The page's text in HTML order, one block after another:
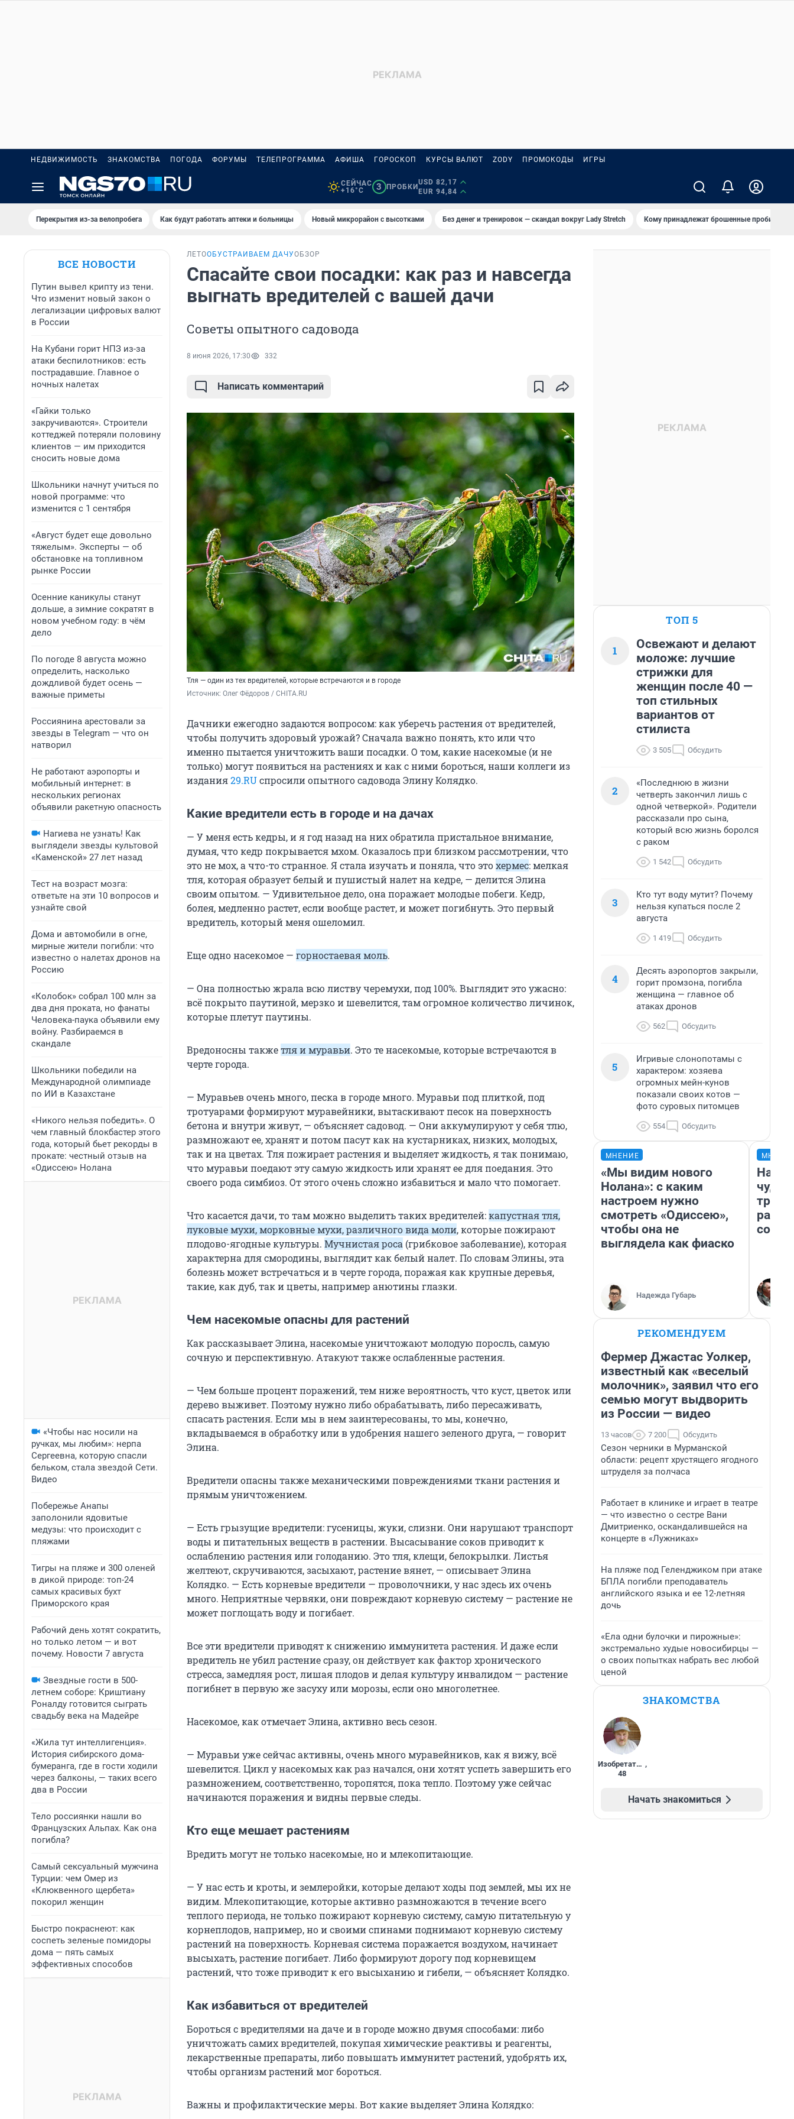
НЕДВИЖИМОСТЬ ЗНАКОМСТВА ПОГОДА ФОРУМЫ ТЕЛЕПРОГРАММА АФИША ГОРОСКОП КУРСЫ ВАЛЮТ ZODY ПРОМОКОДЫ ИГРЫ
СЕЙЧАС
+16°C
3 ПРОБКИ
USD 82,17
EUR 94,84
Перекрытия из-за велопробега Как будут работать аптеки и больницы Новый микрорайон с высотками Без денег и тренировок — скандал вокруг Lady Stretch Кому принадлежат брошенные пробирки?
ВСЕ НОВОСТИ
Путин вывел крипту из тени.
Что изменит новый закон о
легализации цифровых валют
в России
На Кубани горит НПЗ из-за
атаки беспилотников: есть
пострадавшие. Главное о
ночных налетах
«Гайки только
закручиваются». Строители
коттеджей потеряли половину
клиентов — им приходится
сносить новые дома
Школьники начнут учиться по
новой программе: что
изменится с 1 сентября
«Август будет еще довольно
тяжелым». Эксперты — об
обстановке на топливном
рынке России
Осенние каникулы станут
дольше, а зимние сократят в
новом учебном году: в чём
дело
По погоде 8 августа можно
определить, насколько
дождливой будет осень —
важные приметы
Россиянина арестовали за
звезды в Telegram — что он
натворил
Не работают аэропорты и
мобильный интернет: в
нескольких регионах
объявили ракетную опасность
Нагиева не узнать! Как
выглядели звезды культовой
«Каменской» 27 лет назад
Тест на возраст мозга:
ответьте на эти 10 вопросов и
узнайте свой
Дома и автомобили в огне,
мирные жители погибли: что
известно о налетах дронов на
Россию
«Колобок» собрал 100 млн за
два дня проката, но фанаты
Человека-паука объявили ему
войну. Разбираемся в
скандале
Школьники победили на
Международной олимпиаде
по ИИ в Казахстане
«Никого нельзя победить». О
чем главный блокбастер этого
года, который бьет рекорды в
прокате: честный отзыв на
«Одиссею» Нолана
«Чтобы нас носили на
ручках, мы любим»: нерпа
Сергеевна, которую спасли
бельком, стала звездой Сети.
Видео
Побережье Анапы
заполонили ядовитые
медузы: что происходит с
пляжами
Тигры на пляже и 300 оленей
в дикой природе: топ-24
самых красивых бухт
Приморского края
Рабочий день хотят сократить,
но только летом — и вот
почему. Новости 7 августа
Звездные гости в 500-
летнем соборе: Криштиану
Роналду готовится сыграть
свадьбу века на Мадейре
«Жила тут интеллигенция».
История сибирского дома-
бумеранга, где в гости ходили
через балконы, — таких всего
два в России
Тело россиянки нашли во
Французских Альпах. Как она
погибла?
Самый сексуальный мужчина
Турции: чем Омер из
«Клюквенного щербета»
покорил женщин
Быстро покраснеют: как
соспеть зеленые помидоры
дома — пять самых
эффективных способов
ЛЕТООБУСТРАИВАЕМ ДАЧУОБЗОР
Спасайте свои посадки: как раз и навсегда
выгнать вредителей с вашей дачи
Советы опытного садовода
8 июня 2026, 17:30 332
Написать комментарий
Тля — один из тех вредителей, которые встречаются и в городе
Источник: Олег Фёдоров / CHITA.RU
Дачники ежегодно задаются вопросом: как уберечь растения от вредителей,
чтобы получить здоровый урожай? Сначала важно понять, кто или что
именно пытается уничтожить ваши посадки. О том, какие насекомые (и не
только) могут появиться на растениях и как с ними бороться, наши коллеги из
издания29.RUспросили опытного садовода Элину Колядко.
Какие вредители есть в городе и на дачах
— У меня есть кедры, и я год назад на них обратила пристальное внимание,
думая, что кедр покрывается мхом. Оказалось при близком рассмотрении, что
это не мох, а что-то странное. Я стала изучать и поняла, что этохермес: мелкая
тля, которая образует белый и пушистый налет на кедре, — делится Элина
своим опытом. — Удивительное дело, она поражает молодые побеги. Кедр,
болея, медленно растет, если вообще растет, и может погибнуть. Это первый
вредитель, который меня ошеломил.
Еще одно насекомое — горностаевая моль.
— Она полностью жрала всю листву черемухи, под 100%. Выглядит это ужасно:
всё покрыто паутиной, мерзко и шевелится, там огромное количество личинок,
которые плетут паутины.
Вредоносны такжетля и муравьи. Это те насекомые, которые встречаются в
черте города.
— Муравьев очень много, песка в городе много. Муравьи под плиткой, под
тротуарами формируют муравейники, вытаскивают песок на поверхность
бетона и внутри живут, — объясняет садовод. — Они аккумулируют у себя тлю,
размножают ее, хранят и потом пасут как на кустарниках, низких, молодых,
так и на цветах. Тля пожирает растения и выделяет жидкость, я так понимаю,
что муравьи поедают эту самую жидкость или хранят ее для поедания. Это
своего рода симбиоз. От этого очень сложно избавиться и мало что помогает.
Что касается дачи, то там можно выделить таких вредителей:капустная тля,
луковые мухи, морковные мухи, различного вида моли, которые пожирают
плодово-ягодные культуры. Мучнистая роса (грибковое заболевание), которая
характерна для смородины, выглядит как белый налет. По словам Элины, эта
болезнь может встречаться и в черте города, поражая как крупные деревья,
такие, как дуб, так и цветы, например анютины глазки.
Чем насекомые опасны для растений
Как рассказывает Элина, насекомые уничтожают молодую поросль, самую
сочную и перспективную. Атакуют также ослабленные растения.
— Чем больше процент поражений, тем ниже вероятность, что куст, цветок или
дерево выживет. Поэтому нужно либо обрабатывать, либо пересаживать,
спасать растения. Если мы в нем заинтересованы, то мы, конечно,
вкладываемся в обработку или в удобрения нашего зеленого друга, — говорит
Элина.
Вредители опасны также механическими повреждениями ткани растения и
прямым уничтожением.
— Есть грызущие вредители: гусеницы, жуки, слизни. Они нарушают транспорт
воды и питательных веществ в растении. Высасывание соков приводит к
ослаблению растения или голоданию. Это тля, клещи, белокрылки. Листья
желтеют, скручиваются, засыхают, растение вянет, — описывает Элина
Колядко. — Есть корневые вредители — проволочники, у нас здесь их очень
много. Неприятные червяки, они повреждают корневую систему — растение не
может поглощать воду и погибает.
Все эти вредители приводят к снижению иммунитета растения. И даже если
вредитель не убил растение сразу, он действует как фактор хронического
стресса, замедляя рост, лишая плодов и делая культуру инвалидом — растение
погибнет в первую же засуху или морозы, если оно многолетнее.
Насекомое, как отмечает Элина, активно весь сезон.
— Муравьи уже сейчас активны, очень много муравейников, как я вижу, всё
шевелится. Цикл у насекомых как раз начался, они хотят успеть завершить его
размножением, соответственно, торопятся, пока тепло. Поэтому уже сейчас
начинаются поражения и видны первые следы.
Кто еще мешает растениям
Вредить могут не только насекомые, но и млекопитающие.
— У нас есть и кроты, и землеройки, которые делают ходы под землей, мы их не
видим. Млекопитающие, которые активно размножаются в течение всего
теплого периода, не только пожирают корневую систему, самую питательную у
корнеплодов, например, но и своими спинами поднимают корневую систему
растений на поверхность. Корневая система поражается воздухом, начинает
высыхать, растение погибает. Либо формируют дорогу под корневищем
растений, что тоже приводит к его высыханию и гибели, — объясняет Колядко.
Как избавиться от вредителей
Бороться с вредителями на даче и в городе можно двумя способами: либо
уничтожать самих вредителей, покупая химические реактивы и реагенты,
лекарственные препараты, либо повышать иммунитет растений, удобрять их,
чтобы организм растений мог бороться.
Важны и профилактические меры. Вот какие выделяет Элина Колядко:
ТОП 5
1
Освежают и делают
моложе: лучшие
стрижки для
женщин после 40 —
топ стильных
вариантов от
стилиста
3 505 Обсудить
2
«Последнюю в жизни
четверть закончил лишь с
одной четверкой». Родители
рассказали про сына,
который всю жизнь боролся
с раком
1 542 Обсудить
3
Кто тут воду мутит? Почему
нельзя купаться после 2
августа
1 419 Обсудить
4
Десять аэропортов закрыли,
горит промзона, погибла
женщина — главное об
атаках дронов
562 Обсудить
5
Игривые слонопотамы с
характером: хозяева
огромных мейн-кунов
показали своих котов —
фото суровых питомцев
554 Обсудить
МНЕНИЕ
«Мы видим нового
Нолана»: с каким
настроем нужно
смотреть «Одиссею»,
чтобы она не
выглядела как фиаско
Надежда Губарь
РЕКОМЕНДУЕМ
Фермер Джастас Уолкер,
известный как «веселый
молочник», заявил что его
семью могут выдворить
из России — видео
13 часов 7 200 Обсудить
Сезон черники в Мурманской
области: рецепт хрустящего ягодного
штруделя за полчаса
Работает в клинике и играет в театре
— что известно о сестре Вани
Дмитриенко, оскандалившейся на
концерте в «Лужниках»
На пляже под Геленджиком при атаке
БПЛА погибли преподаватель
английского языка и ее 12-летняя
дочь
«Ела одни булочки и пирожные»:
экстремально худые новосибирцы —
о своих попытках набрать вес любой
ценой
ЗНАКОМСТВА
Изобретатель ,
48
Начать знакомиться